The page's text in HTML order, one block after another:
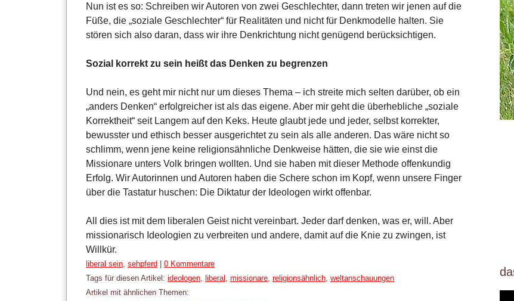
Nun ist es so: Schreiben wir Autoren von zwei Geschlechter, dann treten wir jenen auf die
Füße, die „soziale Geschlechter“ für Realitäten und nicht für Denkmodelle halten. Sie
stören sich also daran, dass wir ihre Denkrichtung nicht genügend berücksichtigen.
Sozial korrekt zu sein heißt das Denken zu begrenzen
Und nein, es geht mir nicht nur um dieses Thema – ich streite mich selten darüber, ob ein
„anders Denken“ erfolgreicher ist als das eigene. Aber mir geht die überhebliche „soziale
Korrektheit“ seit Langem auf den Keks. Heute glaubt jede und jeder, selbst korrekter,
bewusster und ethisch besser ausgerichtet zu sein als alle anderen. Das wäre nicht so
schlimm, wenn jene keine religionsähnliche Denkweise hätten, die sie wie einst die
Missionare unters Volk bringen wollten. Und sie haben mit dieser Methode offenkundig
Erfolg. Wir Autorinnen und Autoren haben die Schere schon im Kopf, wenn unsere Finger
über die Tastatur huschen: Die Diktatur der Ideologen wirkt offenbar.
All dies ist mit dem liberalen Geist nicht vereinbart. Jeder darf denken, was er, will. Aber
missionarisch Ideologien zu verbreiten und andere, damit auf die Knie zu zwingen, ist
Willkür.
Kategorien:
liberal sein sehpferd | 0 Kommentare
Tags für diesen Artikel: ideologen liberal missionare religionsähnlich weltanschauungen
Artikel mit ähnlichen Themen: